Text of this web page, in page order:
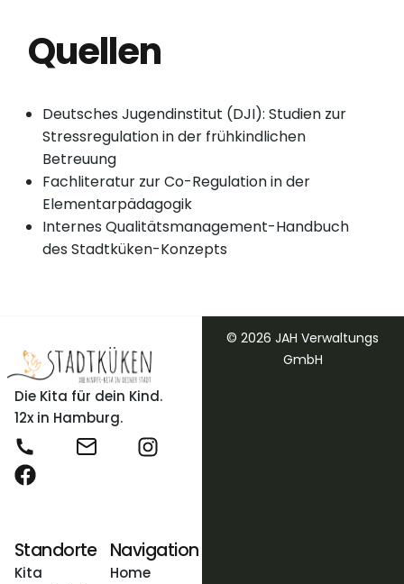
Quellen
Deutsches Jugendinstitut (DJI): Studien zur
Stressregulation in der frühkindlichen
Betreuung
Fachliteratur zur Co-Regulation in der
Elementarpädagogik
Internes Qualitätsmanagement-Handbuch
des Stadtküken-Konzepts
Die Kita für dein Kind.
12x in Hamburg.
Standorte
Kita
Navigation
Home
© 2026 JAH Verwaltungs
GmbH